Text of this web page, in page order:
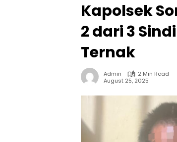
Kapolsek
2 dari 3
Ternak
Admin
2 Min Read
August 25, 2025